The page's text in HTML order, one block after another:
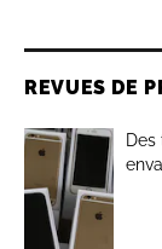
REVUES DE